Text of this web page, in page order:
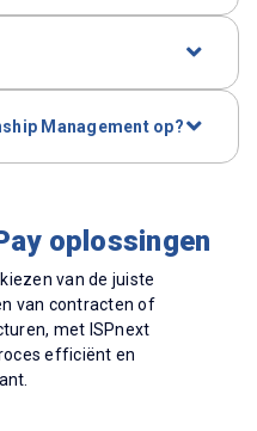
en inzicht
kwaliteit,
Management op?
oplossingen
van de juiste
van contracten of
, met ISPnext
efficiënt en